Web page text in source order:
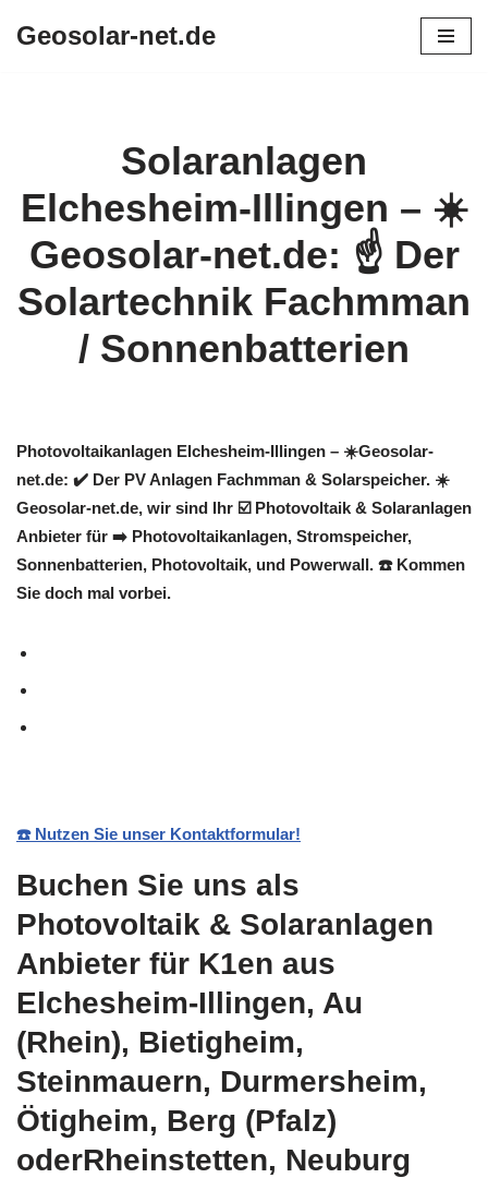
Geosolar-net.de
Solaranlagen
Elchesheim-Illingen – ☀️
Geosolar-net.de: ☝️ Der
Solartechnik Fachmman
/ Sonnenbatterien
Photovoltaikanlagen Elchesheim-Illingen – ☀️Geosolar-
net.de: ✔️ Der PV Anlagen Fachmman & Solarspeicher. ☀️
Geosolar-net.de, wir sind Ihr ☑️ Photovoltaik & Solaranlagen
Anbieter für ➡️ Photovoltaikanlagen, Stromspeicher,
Sonnenbatterien, Photovoltaik, und Powerwall. ☎️ Kommen
Sie doch mal vorbei.
☎️ Nutzen Sie unser Kontaktformular!
Buchen Sie uns als
Photovoltaik & Solaranlagen
Anbieter für K1en aus
Elchesheim-Illingen, Au
(Rhein), Bietigheim,
Steinmauern, Durmersheim,
Ötigheim, Berg (Pfalz)
oderRheinstetten, Neuburg